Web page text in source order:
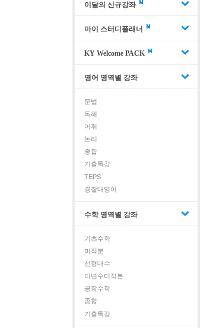
이달의 신규강좌
마이 스터디플래너
KY Welcome PACK
영어 영역별 강좌
문법
독해
어휘
논리
종합
기출특강
TEPS
경찰대영어
수학 영역별 강좌
기초수학
미적분
선형대수
다변수미적분
공학수학
종합
기출특강